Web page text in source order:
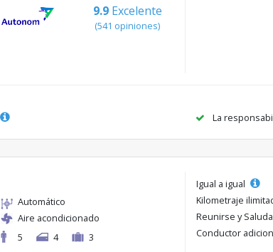
9.9 Excelente
(541 opiniones)
La
Automático
Aire acondicionado
5
4 3
Igual a igual
Kilometraje
Reunirse y
Conductor